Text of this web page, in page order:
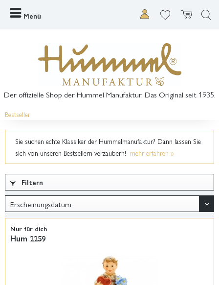
Menü
Der offizielle Shop der Hummel Manufaktur. Das Original seit 1935.
Bestseller
Sie suchen echte Klassiker der Hummelmanufaktur? Dann lassen Sie
sich von unseren Bestsellern verzaubern! mehr erfahren »
Filtern
Nur für dich
Hum 2259